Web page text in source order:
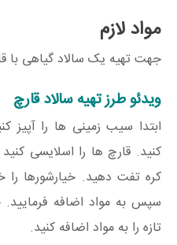
مواد لازم
جهت تهیه یک سالاد گیاهی با
ویدئو طرز تهیه سالاد قارچ
ابتدا سیب زمینی ها را
کنید. قارچ ها را اسلایسی
کره تفت دهید. خیارشورها را
سپس به مواد اضافه
تازه را به مواد اضافه کنید.